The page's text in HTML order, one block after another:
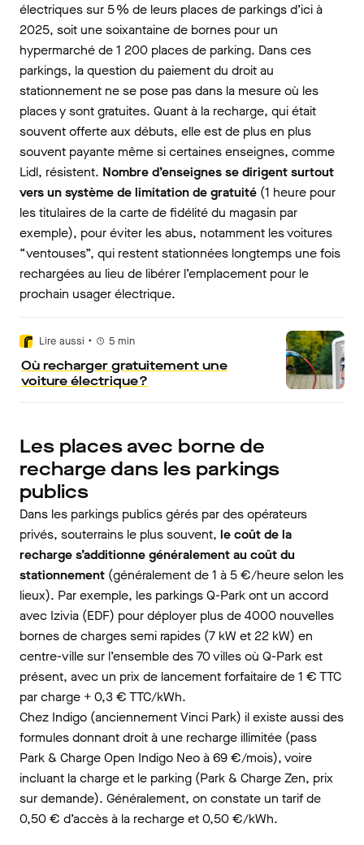
électriques sur 5 % de leurs places de parkings d’ici à
2025, soit une soixantaine de bornes pour un
hypermarché de 1 200 places de parking. Dans ces
parkings, la question du paiement du droit au
stationnement ne se pose pas dans la mesure où les
places y sont gratuites. Quant à la recharge, qui était
souvent offerte aux débuts, elle est de plus en plus
souvent payante même si certaines enseignes, comme
Lidl, résistent. Nombre d’enseignes se dirigent surtout
vers un système de limitation de gratuité (1 heure pour
les titulaires de la carte de fidélité du magasin par
exemple), pour éviter les abus, notamment les voitures
“ventouses”, qui restent stationnées longtemps une fois
rechargées au lieu de libérer l’emplacement pour le
prochain usager électrique.
Lire aussi • 5 min
Où recharger gratuitement une
voiture électrique ?
Les places avec borne de
recharge dans les parkings
publics
Dans les parkings publics gérés par des opérateurs
privés, souterrains le plus souvent, le coût de la
recharge s’additionne généralement au coût du
stationnement (généralement de 1 à 5 €/heure selon les
lieux). Par exemple, les parkings Q-Park ont un accord
avec Izivia (EDF) pour déployer plus de 4000 nouvelles
bornes de charges semi rapides (7 kW et 22 kW) en
centre-ville sur l’ensemble des 70 villes où Q-Park est
présent, avec un prix de lancement forfaitaire de 1 € TTC
par charge + 0,3 € TTC/kWh.
Chez Indigo (anciennement Vinci Park) il existe aussi des
formules donnant droit à une recharge illimitée (pass
Park & Charge Open Indigo Neo à 69 €/mois), voire
incluant la charge et le parking (Park & Charge Zen, prix
sur demande). Généralement, on constate un tarif de
0,50 € d’accès à la recharge et 0,50 €/kWh.